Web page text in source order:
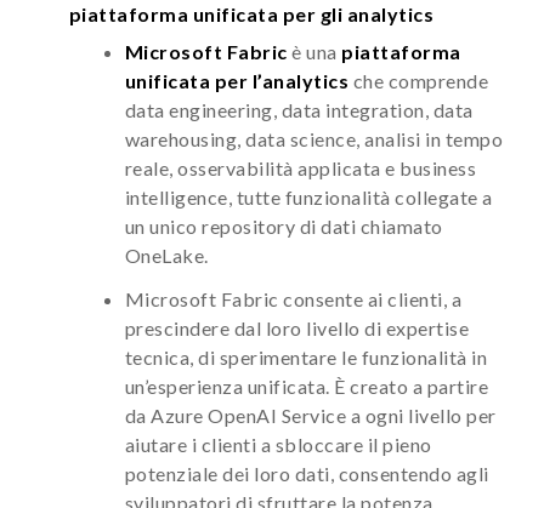
piattaforma unificata per gli analytics
Microsoft Fabric è una piattaforma
unificata per l’analytics che comprende
data engineering, data integration, data
warehousing, data science, analisi in tempo
reale, osservabilità applicata e business
intelligence, tutte funzionalità collegate a
un unico repository di dati chiamato
OneLake.
Microsoft Fabric consente ai clienti, a
prescindere dal loro livello di expertise
tecnica, di sperimentare le funzionalità in
un’esperienza unificata. È creato a partire
da Azure OpenAI Service a ogni livello per
aiutare i clienti a sbloccare il pieno
potenziale dei loro dati, consentendo agli
sviluppatori di sfruttare la potenza